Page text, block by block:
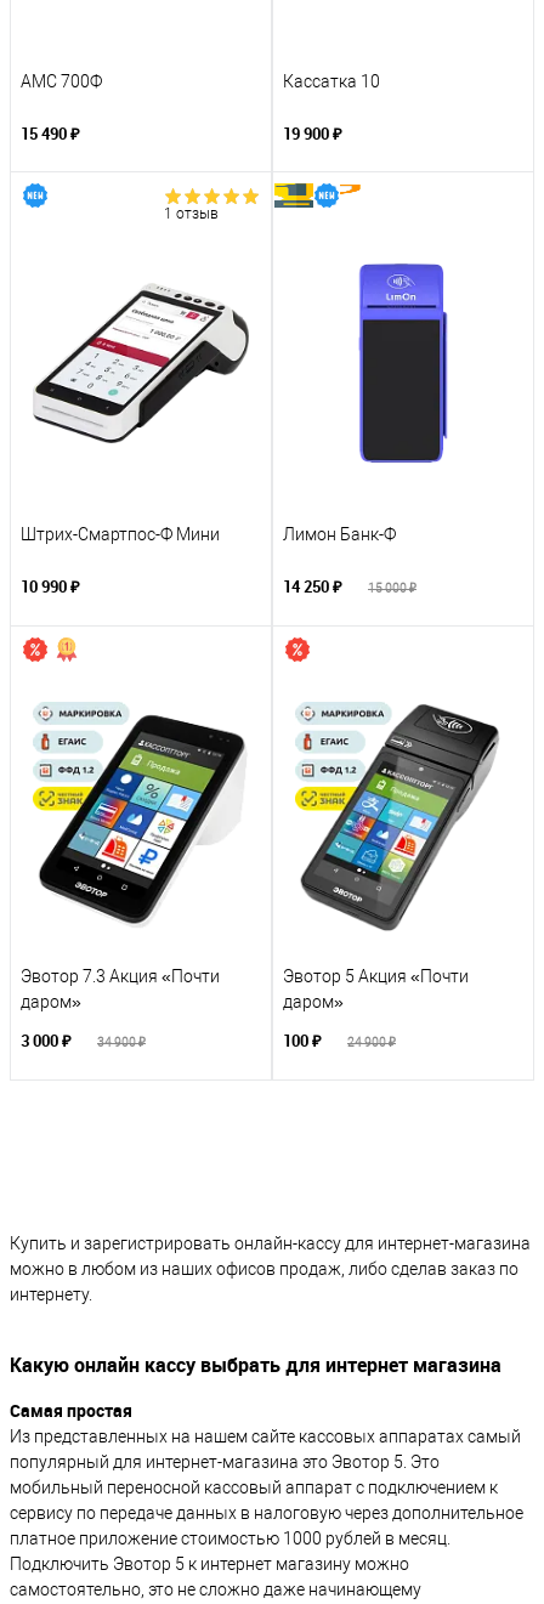
АМС 700Ф
15 490 ₽
Кассатка 10
19 900 ₽
1 отзыв
Штрих-Смартпос-Ф Мини
10 990 ₽
Лимон Банк-Ф
14 250 ₽ 15 000 ₽
Эвотор 7.3 Акция «Почти
даром»
3 000 ₽ 34 900 ₽
Эвотор 5 Акция «Почти
даром»
100 ₽ 24 900 ₽
Купить и зарегистрировать онлайн-кассу для интернет-магазина
можно в любом из наших офисов продаж, либо сделав заказ по
интернету.
Какую онлайн кассу выбрать для интернет магазина
Самая простая
Из представленных на нашем сайте кассовых аппаратах самый
популярный для интернет-магазина это Эвотор 5. Это
мобильный переносной кассовый аппарат с подключением к
сервису по передаче данных в налоговую через дополнительное
платное приложение стоимостью 1000 рублей в месяц.
Подключить Эвотор 5 к интернет магазину можно
самостоятельно, это не сложно даже начинающему